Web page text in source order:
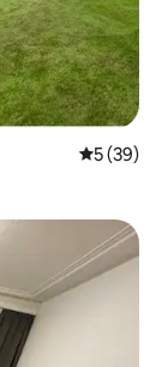
คะแนนเฉลี่
5 (39)